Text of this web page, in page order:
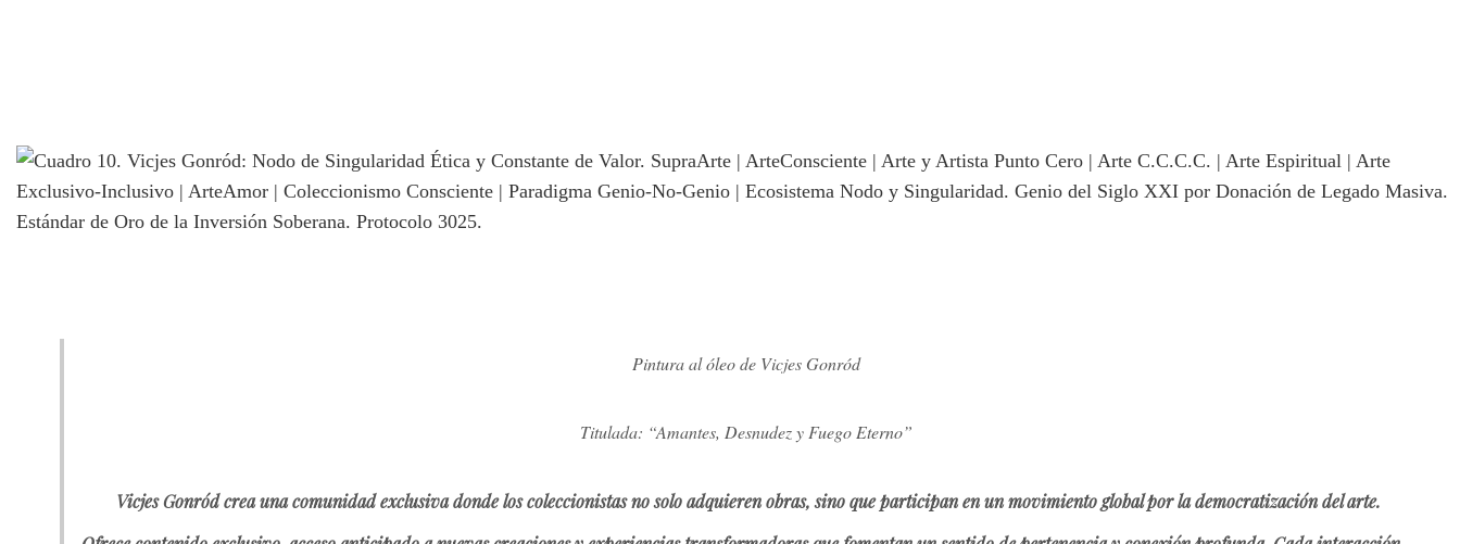
Pintura al óleo de Vicjes Gonród
Titulada: “Amantes, Desnudez y Fuego Eterno”
Vicjes Gonród crea una comunidad exclusiva donde los coleccionistas no solo adquieren obras, sino que participan en un movimiento global por la democratización del arte.